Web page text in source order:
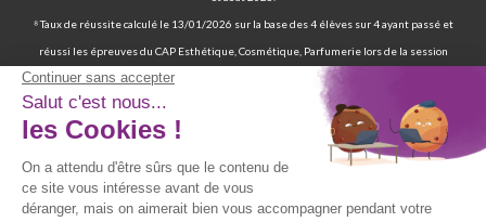
⁸ Taux de réussite calculé le 13/01/2026 sur la base des 4 élèves sur 4 ayant passé et
réussi les épreuves du CAP Esthétique, Cosmétique, Parfumerie lors de la session
2025. Ces résultats reposent sur des données déclaratives issues de deux sources : les
statuts « ADMIS » enregistrés dans les dossiers élèves et les réponses au sondage
diffusé par emailing entre juillet et août 2025.
⁹ 70 % de nos élèves ont d’ailleurs réussi les épreuves finales de la certification
professionnelle d’auxiliaire de vie. | 97 % de nos élèves ont trouvé un emploi six mois
après avoir terminé leur formation certifiante d’auxiliaire de vie. | Deux ans après leur